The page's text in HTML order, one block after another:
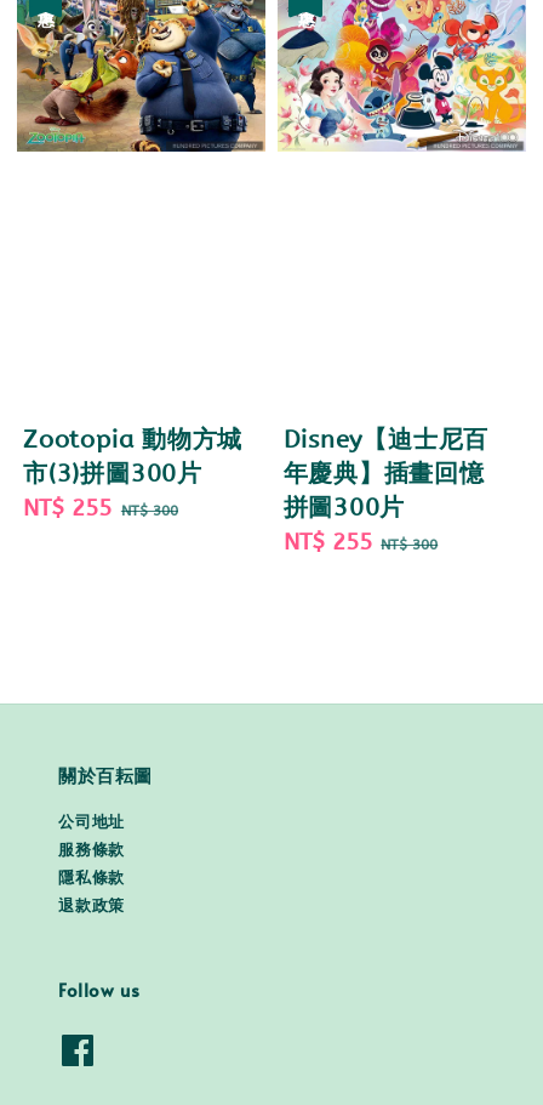
Zootopia 動物方城
市(3)拼圖300片
Sale
NT$ 255 Regular
NT$ 300
Disney【迪士尼百
年慶典】插畫回憶
拼圖300片
Sale
NT$ 255 Regular
NT$ 300
關於百耘圖
公司地址
服務條款
隱私條款
退款政策
Follow us